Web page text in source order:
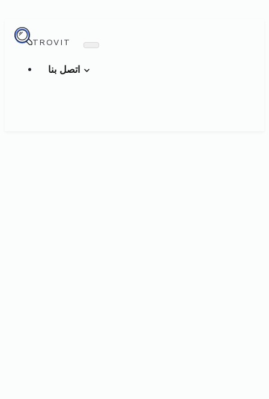
TROVIT